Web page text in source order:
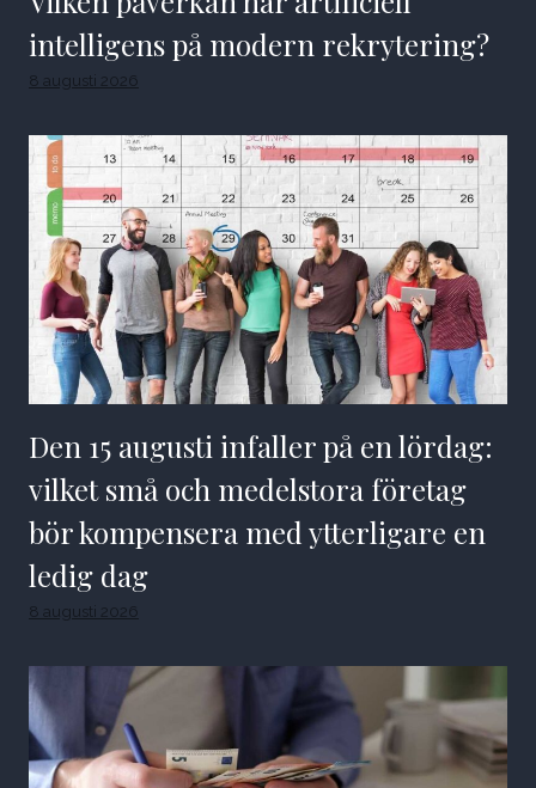
intelligens på modern rekrytering?
8 augusti 2026
Den 15 augusti infaller på en lördag:
vilket små och medelstora företag
bör kompensera med ytterligare en
ledig dag
8 augusti 2026